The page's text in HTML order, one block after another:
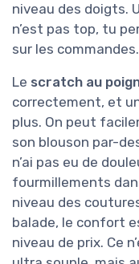
niveau des doigts.
n’est pas top, tu
sur les commandes.
Le scratch au
correctement, et
plus. On peut
son blouson par-
n’ai pas eu de
fourmillements
niveau des
balade, le confort
niveau de prix. Ce